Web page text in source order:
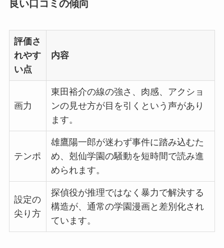
良い口コミの傾向
評価さ
れやす
い点
内容
画力
東田裕介の線の強さ、肉感、アクショ
ンの見せ方が目を引くという声があり
ます。
テンポ
雄鷹陽一郎が迷わず事件に踏み込むた
め、剋仙学園の騒動を短時間で読み進
められます。
設定の
尖り方
探偵役が推理ではなく暴力で解決する
構造が、通常の学園漫画と差別化され
ています。